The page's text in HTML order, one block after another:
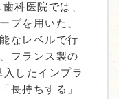
科医院では、
プを用いた、
なレベルで行
フランス製の
したインプラ
長持ちする」